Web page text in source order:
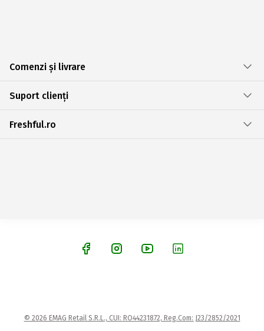
Comenzi și livrare
Suport clienți
Freshful.ro
© 2026 EMAG Retail S.R.L., CUI: RO44231872, Reg.Com: J23/2852/2021